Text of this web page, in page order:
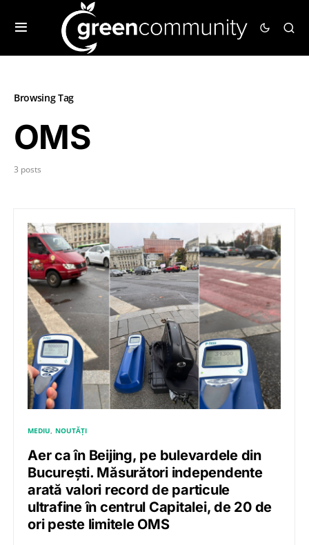
Browsing Tag
OMS
3 posts
MEDIU NOUTĂȚI
Aer ca în Beijing, pe bulevardele din
București. Măsurători independente
arată valori record de particule
ultrafine în centrul Capitalei, de 20 de
ori peste limitele OMS